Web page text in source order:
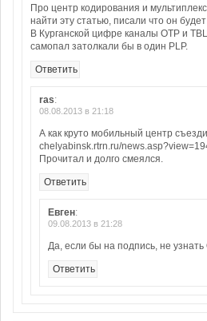
Про центр кодирования и
найти эту статью, писали что он
В Курганской цифре каналы ОТР и
самопал затолкали бы в один PLP.
Ответить
ras:
08.08.2013 в 21:18
А как круто мобильный центр
chelyabinsk.rtrn.ru/
Прочитал и долго смеялся.
Ответить
Евген:
09.08.2013 в 21:28
Да, если бы на подпись, не узнать
Ответить